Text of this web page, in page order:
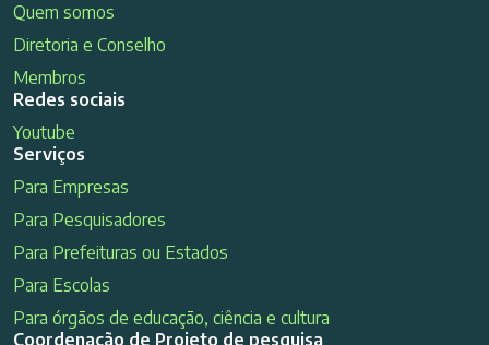
Quem somos
Diretoria e Conselho
Membros
Redes sociais
Youtube
Serviços
Para Empresas
Para Pesquisadores
Para Prefeituras ou Estados
Para Escolas
Para órgãos de educação, ciência e cultura
Coordenação de Projeto de pesquisa